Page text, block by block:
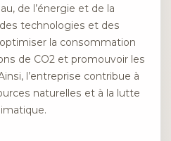
de l’énergie et de la
technologies et des
la consommation
de CO2 et promouvoir les
l’entreprise contribue à
naturelles et à la lutte